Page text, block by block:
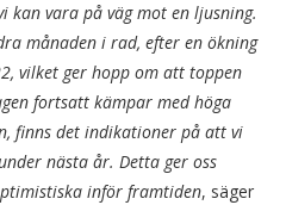
kan vara på väg mot en ljusning.
månaden i rad, efter en ökning
vilket ger hopp om att toppen
fortsatt kämpar med höga
finns det indikationer på att vi
nästa år. Detta ger oss
inför framtiden, säger